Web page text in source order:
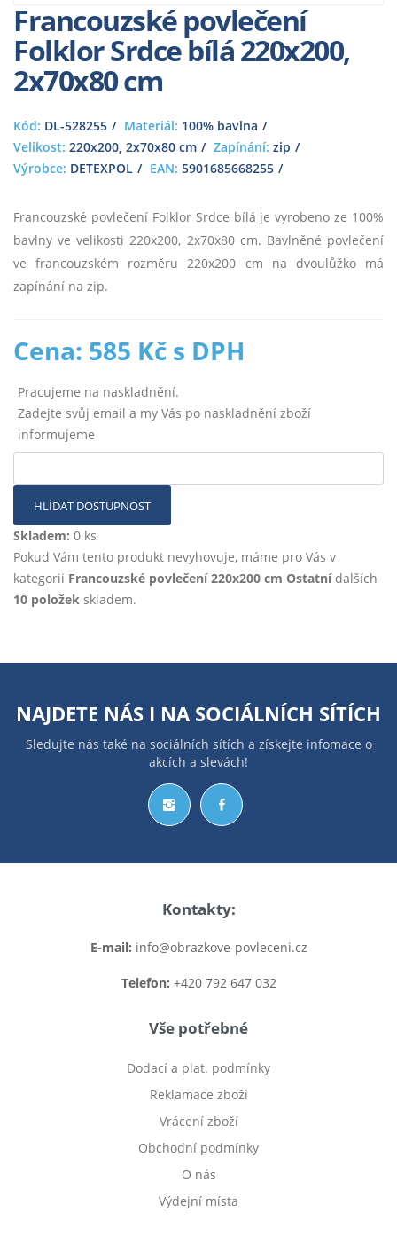
Francouzské povlečení
Folklor Srdce bílá 220x200,
2x70x80 cm
Kód: DL-528255 Materiál: 100% bavlna
Velikost: 220x200, 2x70x80 cm Zapínání: zip
Výrobce: DETEXPOL EAN: 5901685668255
Francouzské povlečení Folklor Srdce bílá je vyrobeno ze 100%
bavlny ve velikosti 220x200, 2x70x80 cm. Bavlněné povlečení
ve francouzském rozměru 220x200 cm na dvoulůžko má
zapínání na zip.
Cena: 585 Kč s DPH
Pracujeme na naskladnění.
Zadejte svůj email a my Vás po naskladnění zboží
informujeme
HLÍDAT DOSTUPNOST
Skladem: 0 ks
Pokud Vám tento produkt nevyhovuje, máme pro Vás v
kategorii Francouzské povlečení 220x200 cm Ostatnídalších
10 položek skladem.
NAJDETE NÁS I NA SOCIÁLNÍCH SÍTÍCH
Sledujte nás také na sociálních sítích a získejte infomace o
akcích a slevách!
Kontakty:
E-mail: info@obrazkove-povleceni.cz
Telefon: +420 792 647 032
Vše potřebné
Dodací a plat. podmínky
Reklamace zboží
Vrácení zboží
Obchodní podmínky
O nás
Výdejní místa